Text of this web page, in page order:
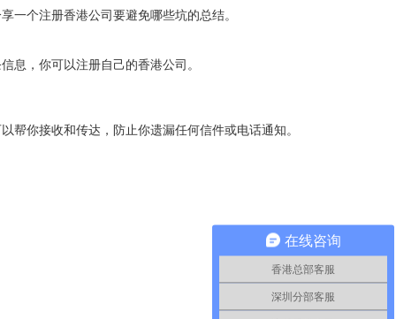
一个注册香港公司要避免哪些坑的总结。
，你可以注册自己的香港公司。
你接收和传达，防止你遗漏任何信件或电话通知。
在线咨询
香港总部客服
深圳分部客服